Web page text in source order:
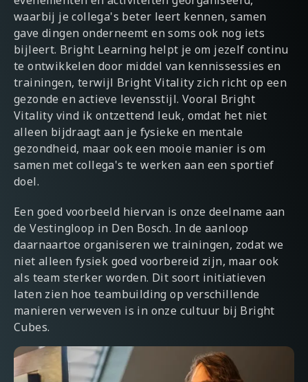
waarbij je collega's beter leert kennen, samen
gave dingen onderneemt en soms ook nog iets
bijleert. Bright Learning helpt je om jezelf continu
te ontwikkelen door middel van kennissessies en
trainingen, terwijl Bright Vitality zich richt op een
gezonde en actieve levensstijl. Vooral Bright
Vitality vind ik ontzettend leuk, omdat het niet
alleen bijdraagt aan je fysieke en mentale
gezondheid, maar ook een mooie manier is om
samen met collega's te werken aan een sportief
doel.
Een goed voorbeeld hiervan is onze deelname aan
de Vestingloop in Den Bosch. In de aanloop
daarnaartoe organiseren we trainingen, zodat we
niet alleen fysiek goed voorbereid zijn, maar ook
als team sterker worden. Dit soort initiatieven
laten zien hoe teambuilding op verschillende
manieren verweven is in onze cultuur bij Bright
Cubes.